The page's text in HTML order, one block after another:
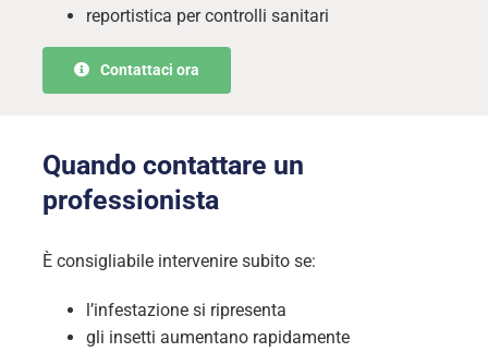
reportistica per controlli sanitari
Contattaci ora
Quando contattare un
professionista
È consigliabile intervenire subito se:
l’infestazione si ripresenta
gli insetti aumentano rapidamente